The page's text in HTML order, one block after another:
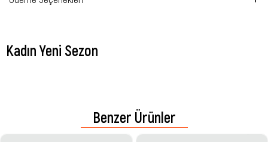
Kadın Yeni Sezon
Benzer Ürünler